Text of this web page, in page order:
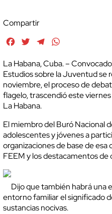
Compartir
FacebookTwitterTelegram
La Habana, Cuba. –
Estudios sobre la Juventud se
noviembre, el proceso de
flagelo, trascendió este
La Habana.
El miembro del Buró Nacional
adolescentes y jóvenes a
organizaciones de base de esa
FEEM y los destacamentos
Dijo que también habrá una
entorno familiar el significado
sustancias nocivas.